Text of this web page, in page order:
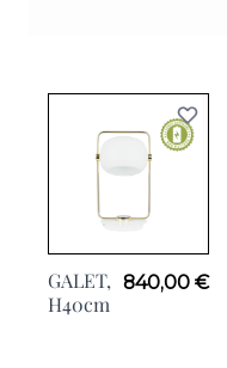
GALET,
H40cm
840,00 €